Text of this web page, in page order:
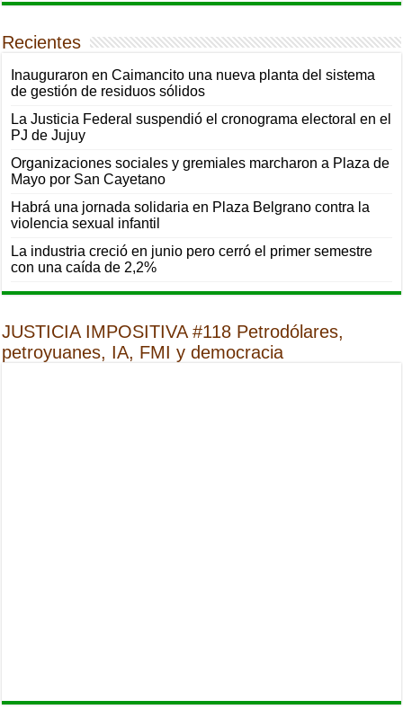
Recientes
Inauguraron en Caimancito una nueva planta del sistema
de gestión de residuos sólidos
La Justicia Federal suspendió el cronograma electoral en el
PJ de Jujuy
Organizaciones sociales y gremiales marcharon a Plaza de
Mayo por San Cayetano
Habrá una jornada solidaria en Plaza Belgrano contra la
violencia sexual infantil
La industria creció en junio pero cerró el primer semestre
con una caída de 2,2%
JUSTICIA IMPOSITIVA #118 Petrodólares,
petroyuanes, IA, FMI y democracia